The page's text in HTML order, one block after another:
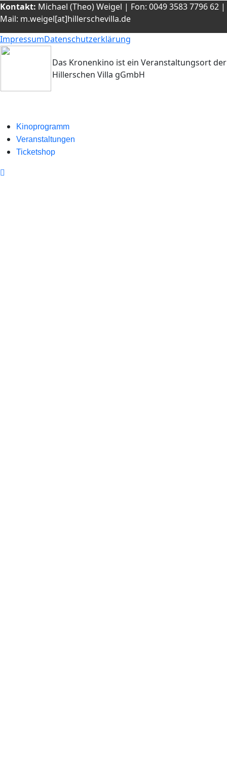
Kontakt: Michael (Theo) Weigel | Fon: 0049 3583 7796 62 |
Mail: m.weigel[at]hillerschevilla.de
ImpressumDatenschutzerklärung
Das Kronenkino ist ein Veranstaltungsort der
Hillerschen Villa gGmbH
Kinoprogramm
Veranstaltungen
Ticketshop